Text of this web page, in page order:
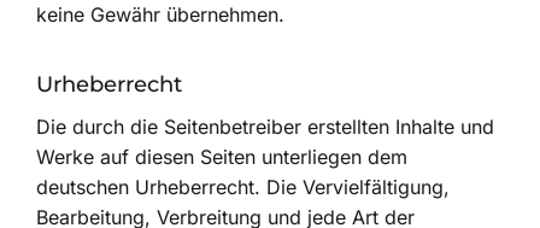
keine Gewähr übernehmen.
Urheberrecht
Die durch die Seitenbetreiber erstellten Inhalte und
Werke auf diesen Seiten unterliegen dem
deutschen Urheberrecht. Die Vervielfältigung,
Bearbeitung, Verbreitung und jede Art der